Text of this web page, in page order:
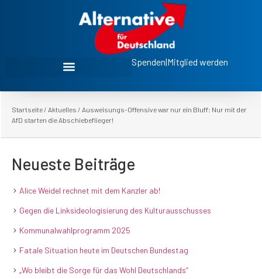
Spenden|Mitglied werden
Startseite / Aktuelles / Ausweisungs-Offensive war nur ein Bluff: Nur mit der
AfD starten die Abschiebeflieger!
Neueste Beiträge
Alice Weidel rechnet mit dem Kanzler ab!
Gegen die Linksideologisierung des Kulturausschusses
Kommunalwahlprogramm 2025
Fatale Situation heute im Deutschen Bundestag
„Wo bleibt die Sorge für das Wohl Deutschlands“